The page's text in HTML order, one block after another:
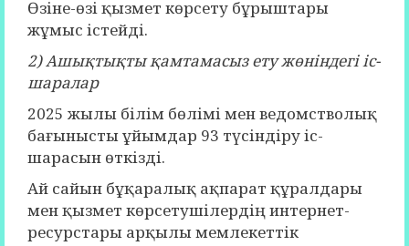
Өзіне-өзі қызмет көрсету бұрыштары
жұмыс істейді.
2) Ашықтықты қамтамасыз ету жөніндегі іс-
шаралар
2025 жылы білім бөлімі мен ведомстволық
бағынысты ұйымдар 93 түсіндіру іс-
шарасын өткізді.
Ай сайын бұқаралық ақпарат құралдары
мен қызмет көрсетушілердің интернет-
ресурстары арқылы мемлекеттік